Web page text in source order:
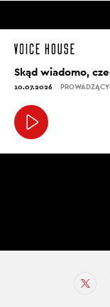
Skąd wiadomo,
10.07.2026